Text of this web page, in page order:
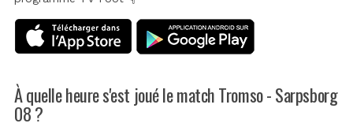
À quelle heure s'est joué le match Tromso - Sarpsborg
08 ?